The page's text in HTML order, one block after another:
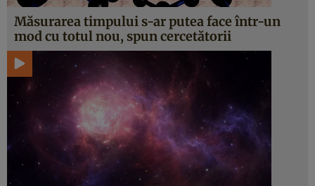
Măsurarea timpului s-ar putea face într-un
mod cu totul nou, spun cercetătorii